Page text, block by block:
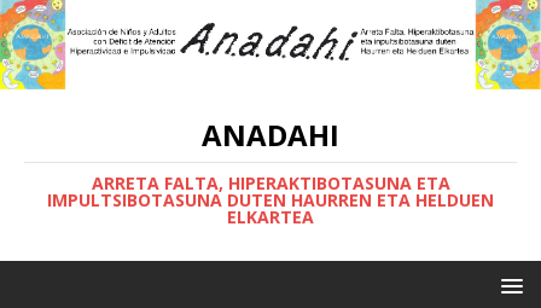
ANADAHI
ARRETA FALTA, HIPERAKTIBOTASUNA ETA
IMPULTSIBOTASUNA DUTEN HAURREN ETA HELDUEN
ELKARTEA